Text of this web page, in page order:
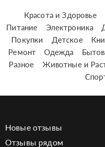
Красота и Здоровье
Питание
Электроника
Покупки
Детское
Ремонт
Одежда
Разное
Животные и
Новые отзывы
Отзывы рядом